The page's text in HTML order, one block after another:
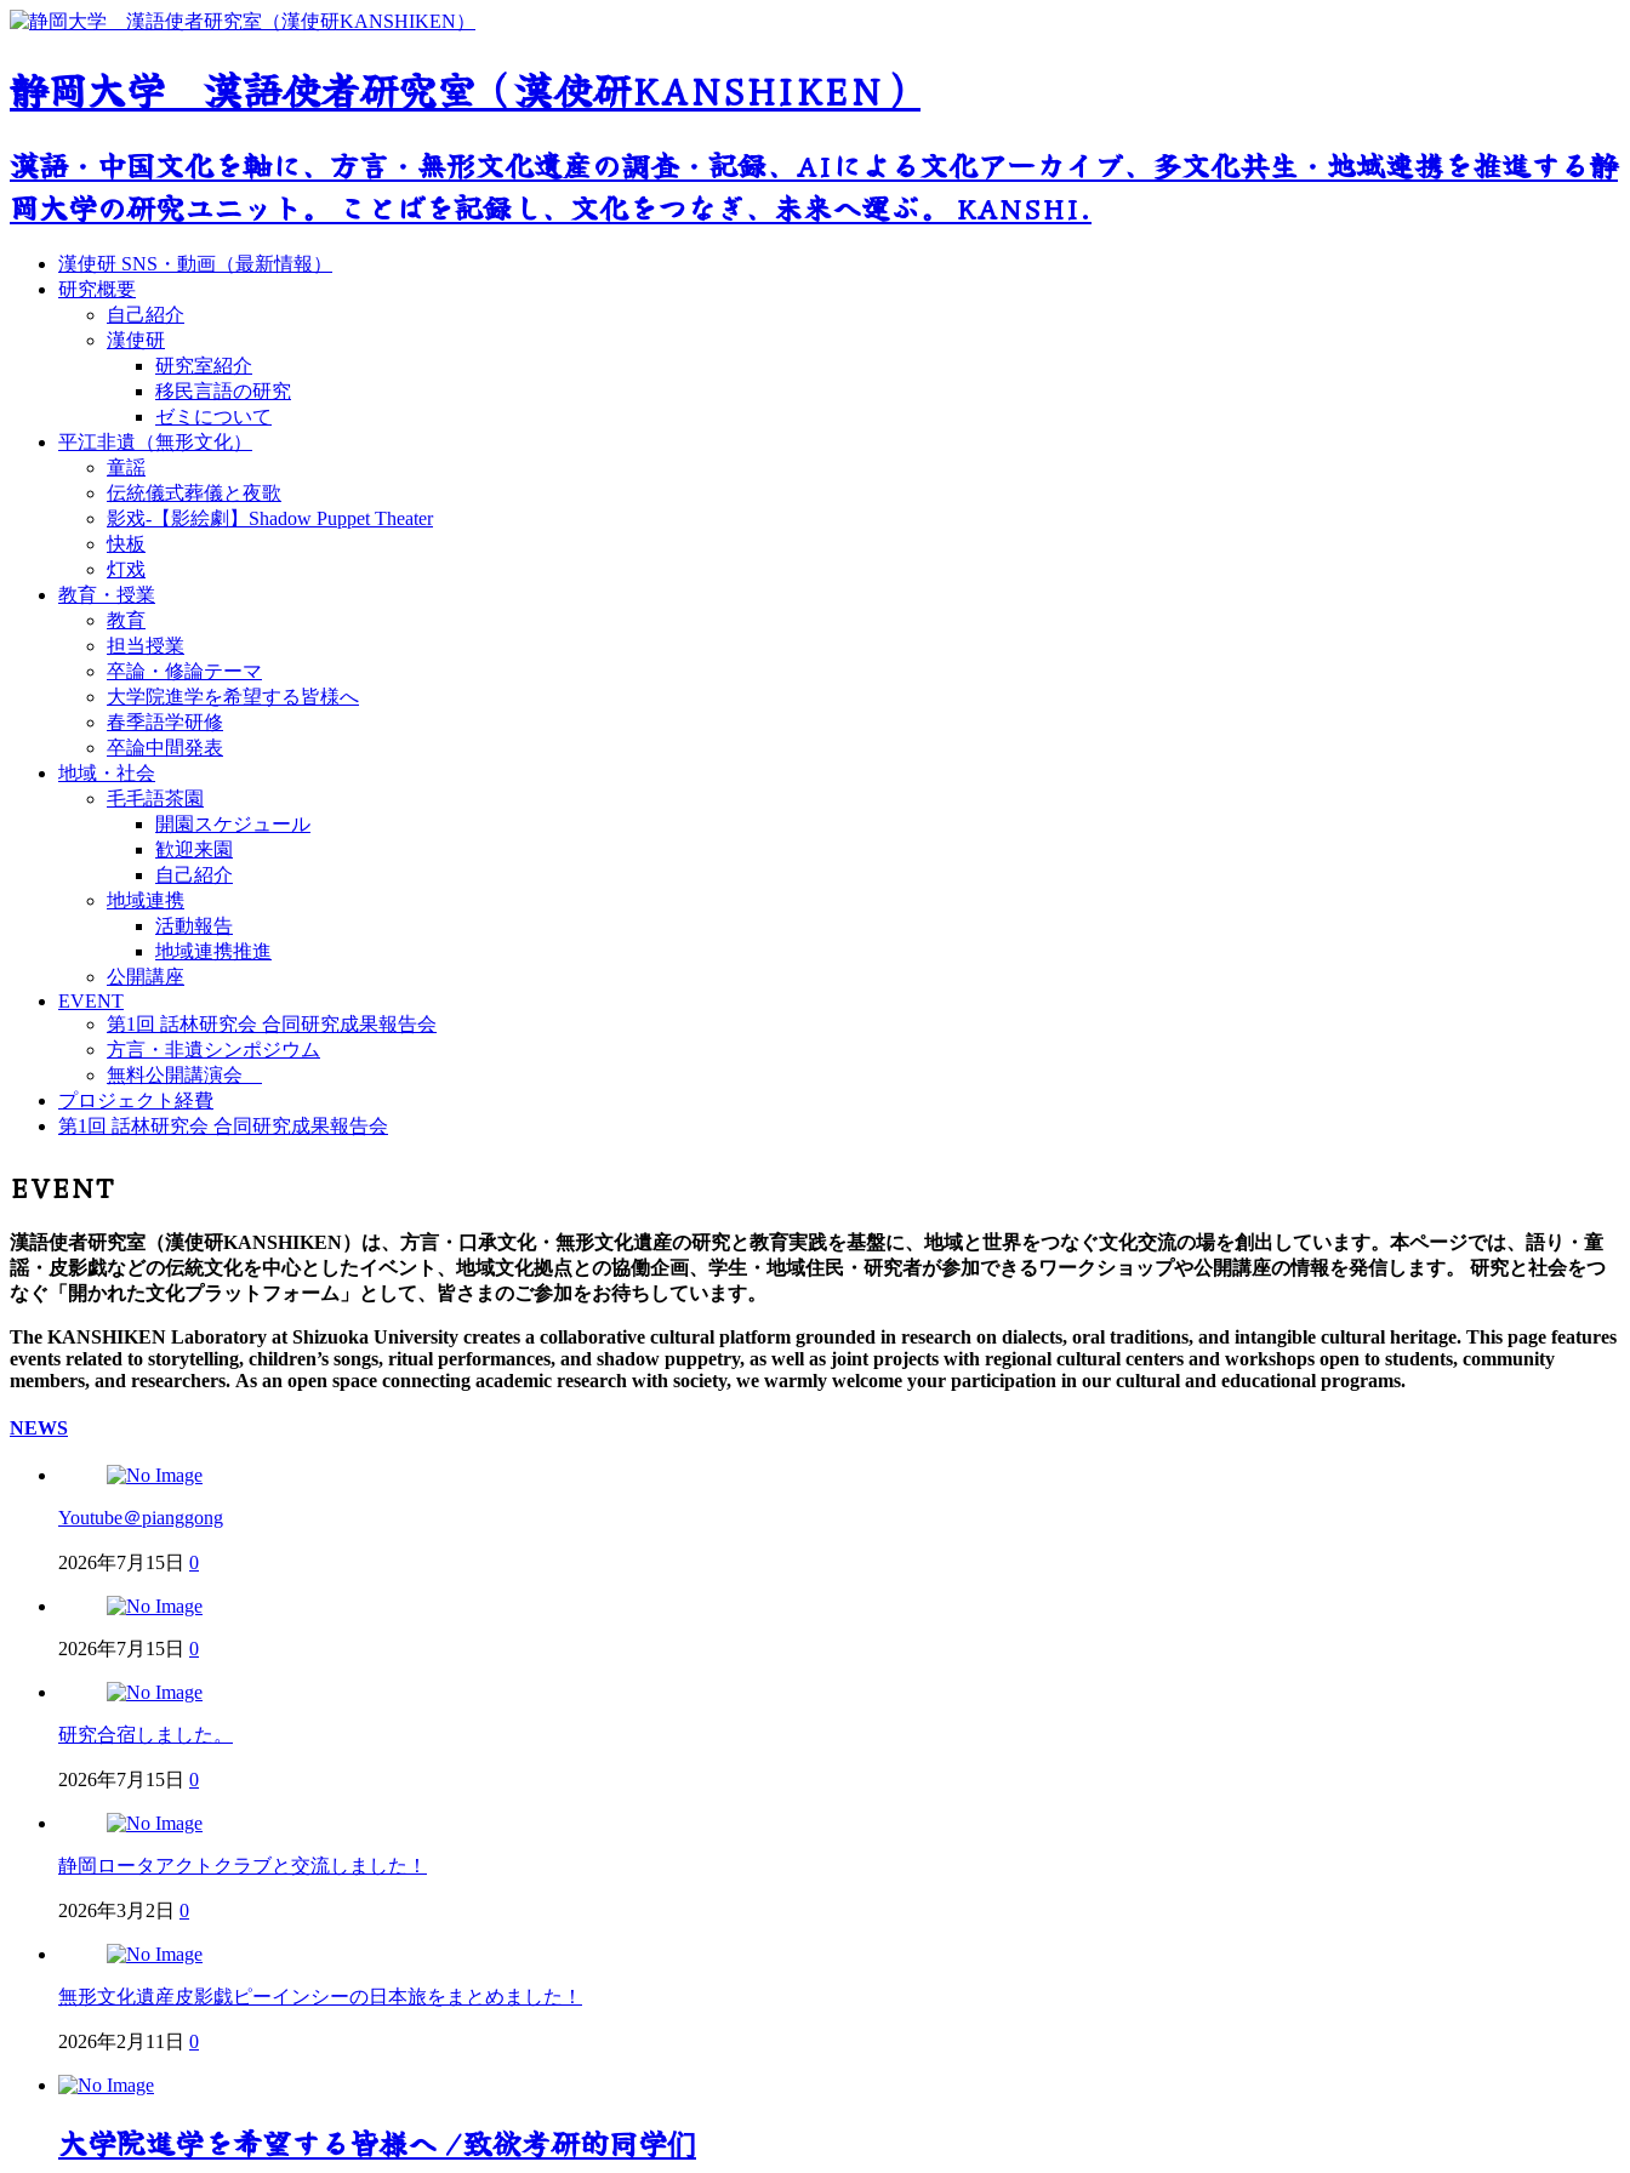
静岡大学 漢語使者研究室（漢使研KANSHIKEN）
漢語・中国文化を軸に、方言・無形文化遺産の調査・記録、AIによる文化アーカイブ、多文化共生・地域連携を推進する静
岡大学の研究ユニット。 ことばを記録し、文化をつなぎ、未来へ運ぶ。 KANSHI.
漢使研 SNS・動画（最新情報）
研究概要
自己紹介
漢使研
研究室紹介
移民言語の研究
ゼミについて
平江非遺（無形文化）
童謡
伝統儀式葬儀と夜歌
影戏-【影絵劇】Shadow Puppet Theater
快板
灯戏
教育・授業
教育
担当授業
卒論・修論テーマ
大学院進学を希望する皆様へ
春季語学研修
卒論中間発表
地域・社会
毛毛語茶園
開園スケジュール
歓迎来園
自己紹介
地域連携
活動報告
地域連携推進
公開講座
EVENT
第1回 話林研究会 合同研究成果報告会
方言・非遺シンポジウム
無料公開講演会
プロジェクト経費
第1回 話林研究会 合同研究成果報告会
EVENT
漢語使者研究室（漢使研KANSHIKEN）は、方言・口承文化・無形文化遺産の研究と教育実践を基盤に、地域と世界をつなぐ文化交流の場を創出しています。本ページでは、語り・童
謡・皮影戯などの伝統文化を中心としたイベント、地域文化拠点との協働企画、学生・地域住民・研究者が参加できるワークショップや公開講座の情報を発信します。
研究と社会をつ
なぐ「開かれた文化プラットフォーム」として、皆さまのご参加をお待ちしています。
The KANSHIKEN Laboratory at Shizuoka University creates a collaborative cultural platform grounded in research on dialects, oral traditions, and intangible cultural heritage. This page features
events related to storytelling, children’s songs, ritual performances, and shadow puppetry, as well as joint projects with regional cultural centers and workshops open to students, community
members, and researchers. As an open space connecting academic research with society, we warmly welcome your participation in our cultural and educational programs.
NEWS
Youtube＠pianggong
2026年7月15日 0
2026年7月15日 0
研究合宿しました。
2026年7月15日 0
静岡ロータアクトクラブと交流しました！
2026年3月2日 0
無形文化遺産皮影戯ピーインシーの日本旅をまとめました！
2026年2月11日 0
大学院進学を希望する皆様へ /致欲考研的同学们